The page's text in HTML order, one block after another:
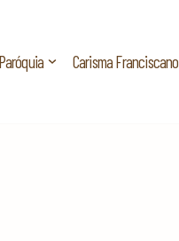
Paróquia Carisma Franciscano